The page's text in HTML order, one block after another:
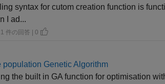
syntax for cutom creation function is
I ad...
件の回答 | 0
population Genetic Algorithm
the built in GA function for optimisation